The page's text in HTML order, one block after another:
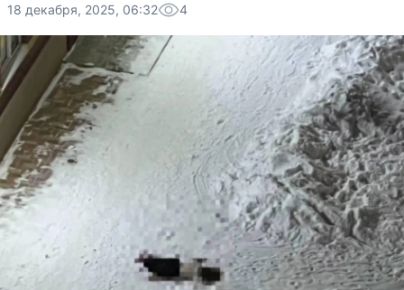
18 декабря, 2025, 06:32 4